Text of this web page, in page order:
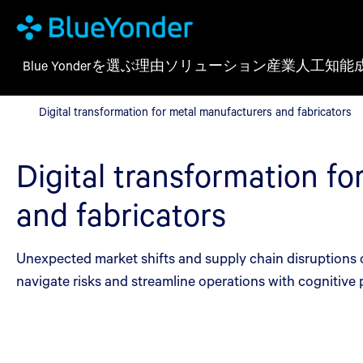
Digital transformation for metal manufacturers and fabricators
Blue Yonderを選ぶ理由ソリューション産業 人工知能
Digital transformation for metal manufacturers and fabricators
Digital transformation
and fabricators
Unexpected market shifts and supply chain
navigate risks and streamline operations with